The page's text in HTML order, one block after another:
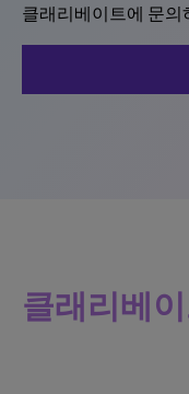
클래리베이트에 문의
클래리베